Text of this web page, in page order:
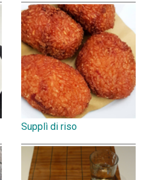
Supplì di riso